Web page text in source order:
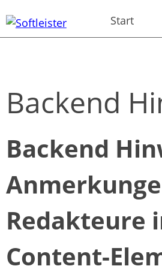
Navigation
Start
Backend
Backend
Redakteure
Content-